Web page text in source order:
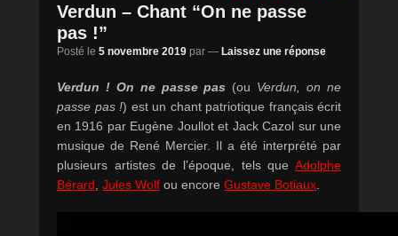
des
Verdun – Chant “On ne passe
pas !”
Posté le 5 novembre 2019 par — Laissez une réponse
Verdun ! On ne passe pas (ou Verdun, on ne
passe pas !) est un chant patriotique français écrit
en 1916 par Eugène Joullot et Jack Cazol sur une
musique de René Mercier. Il a été interprété par
plusieurs artistes de l’époque, tels que Adolphe
Bérard Jules Wolf ou encore Gustave Botiaux